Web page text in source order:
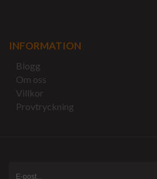
INFORMATION
Blogg
Om oss
Villkor
Provtryckning